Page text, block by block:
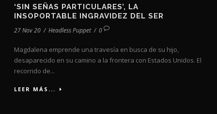
‘SIN SEÑAS PARTICULARES’, LA
INSOPORTABLE INGRAVIDEZ DEL SER
27 Nov 20 / Headless Puppet / 0
Magdalena emprende una travesía en busca de su hijo,
desaparecido en su camino a la frontera con Estados Unidos. El
recorrido de...
LEER MÁS...